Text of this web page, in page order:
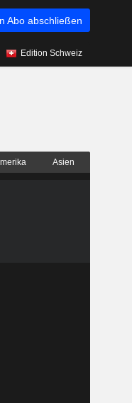
Abo abschließen
Edition Schweiz
Asien